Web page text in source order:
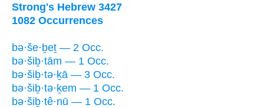
Strong's Hebrew 3427
1082 Occurrences
bə·še·ḇeṯ — 2 Occ.
bə·šiḇ·tām — 1 Occ.
bə·šiḇ·tə·ḵā — 3 Occ.
bə·šiḇ·tə·ḵem — 1 Occ.
bə·šiḇ·tê·nū — 1 Occ.